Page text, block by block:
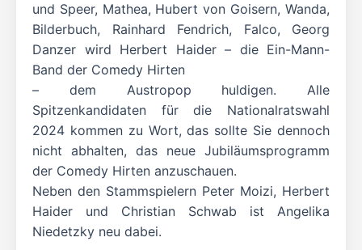
und Speer, Mathea, Hubert von Goisern, Wanda,
Bilderbuch, Rainhard Fendrich, Falco, Georg
Danzer wird Herbert Haider – die Ein-Mann-
Band der Comedy Hirten
– dem Austropop huldigen. Alle
Spitzenkandidaten für die Nationalratswahl
2024 kommen zu Wort, das sollte Sie dennoch
nicht abhalten, das neue Jubiläumsprogramm
der Comedy Hirten anzuschauen.
Neben den Stammspielern Peter Moizi, Herbert
Haider und Christian Schwab ist Angelika
Niedetzky neu dabei.